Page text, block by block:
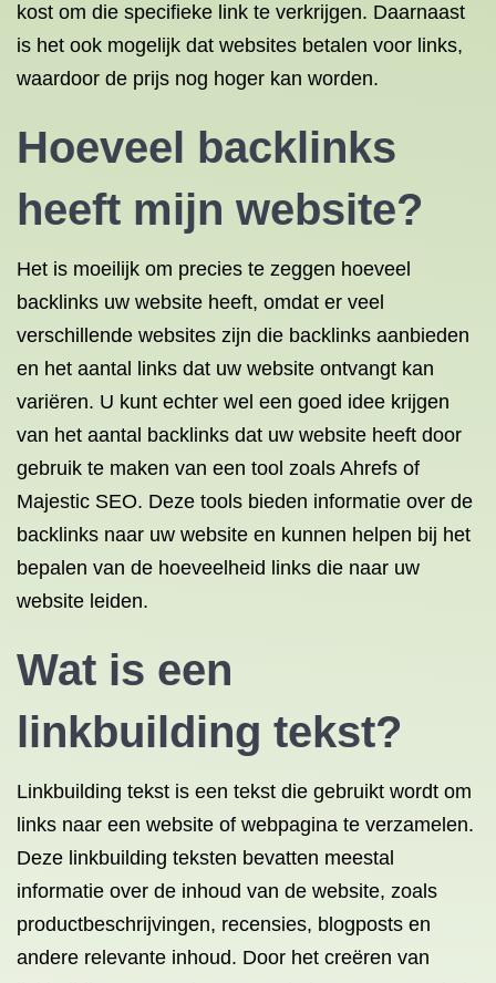
kost om die specifieke link te verkrijgen. Daarnaast
is het ook mogelijk dat websites betalen voor links,
waardoor de prijs nog hoger kan worden.
Hoeveel backlinks
heeft mijn website?
Het is moeilijk om precies te zeggen hoeveel
backlinks uw website heeft, omdat er veel
verschillende websites zijn die backlinks aanbieden
en het aantal links dat uw website ontvangt kan
variëren. U kunt echter wel een goed idee krijgen
van het aantal backlinks dat uw website heeft door
gebruik te maken van een tool zoals Ahrefs of
Majestic SEO. Deze tools bieden informatie over de
backlinks naar uw website en kunnen helpen bij het
bepalen van de hoeveelheid links die naar uw
website leiden.
Wat is een
linkbuilding tekst?
Linkbuilding tekst is een tekst die gebruikt wordt om
links naar een website of webpagina te verzamelen.
Deze linkbuilding teksten bevatten meestal
informatie over de inhoud van de website, zoals
productbeschrijvingen, recensies, blogposts en
andere relevante inhoud. Door het creëren van